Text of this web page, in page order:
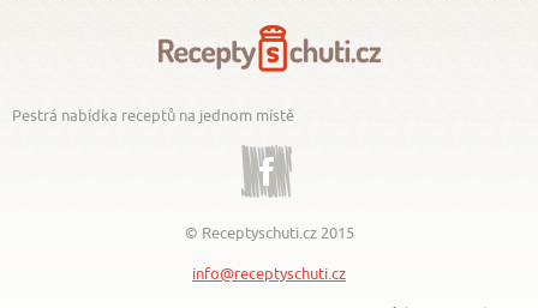
Pestrá nabídka receptů na jednom místě
Facebook
© Receptyschuti.cz 2015
info@receptyschuti.cz